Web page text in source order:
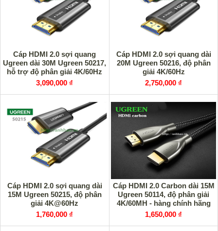
Cáp HDMI 2.0 sợi quang
Ugreen dài 30M Ugreen 50217,
hỗ trợ độ phân giải 4K/60Hz
3,090,000 ₫
Cáp HDMI 2.0 sợi quang dài
20M Ugreen 50216, độ phân
giải 4K/60Hz
2,750,000 ₫
Cáp HDMI 2.0 sợi quang dài
15M Ugreen 50215, độ phân
giải 4K@60Hz
1,760,000 ₫
Cáp HDMI 2.0 Carbon dài 15M
Ugreen 50114, độ phân giải
4K/60MH - hàng chính hãng
1,650,000 ₫